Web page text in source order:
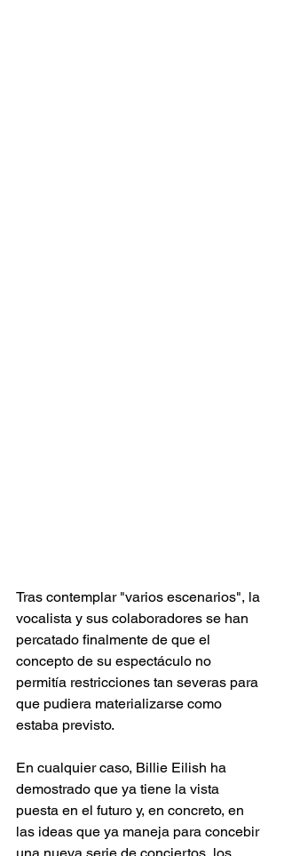
Tras contemplar "varios escenarios", la
vocalista y sus colaboradores se han
percatado finalmente de que el
concepto de su espectáculo no
permitía restricciones tan severas para
que pudiera materializarse como
estaba previsto.
En cualquier caso, Billie Eilish ha
demostrado que ya tiene la vista
puesta en el futuro y, en concreto, en
las ideas que ya maneja para concebir